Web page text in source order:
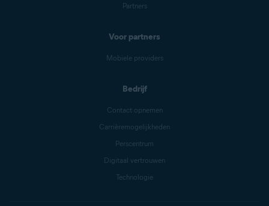
Partners
Voor partners
Mobiele providers
Bedrijf
Contact opnemen
Carrièremogelijkheden
Perscentrum
Digitaal vertrouwen
Technologie